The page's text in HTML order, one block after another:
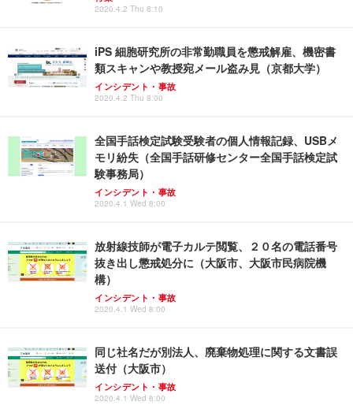
2020.4.2 Thu 8:10
iPS 細胞研究所の非常勤職員を懲戒解雇、機密書
類スキャンや教授宛メール盗み見（京都大学）
インシデント・事故
2020.4.2 Thu 8:00
全国手話検定試験受験者の個人情報記録、USBメ
モリ紛失（全国手話研修センター全国手話検定試
験事務局）
インシデント・事故
2020.4.1 Wed 8:00
放射線技師が電子カルテ閲覧、２０名の電話番号
抜き出し懲戒処分に（大阪市、大阪市民病院機
構）
インシデント・事故
2020.4.1 Wed 8:00
同じ社名だが別法人、廃棄物処理に関する文書誤
送付（大阪市）
インシデント・事故
2020.4.1 Wed 8:00